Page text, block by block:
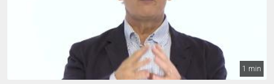
1 min